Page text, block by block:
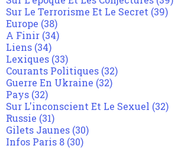
Sur Le Terrorisme Et Le Secret (39)
Europe (38)
A Finir (34)
Liens (34)
Lexiques (33)
Courants Politiques (32)
Guerre En Ukraine (32)
Pays (32)
Sur L'inconscient Et Le Sexuel (32)
Russie (31)
Gilets Jaunes (30)
Infos Paris 8 (30)